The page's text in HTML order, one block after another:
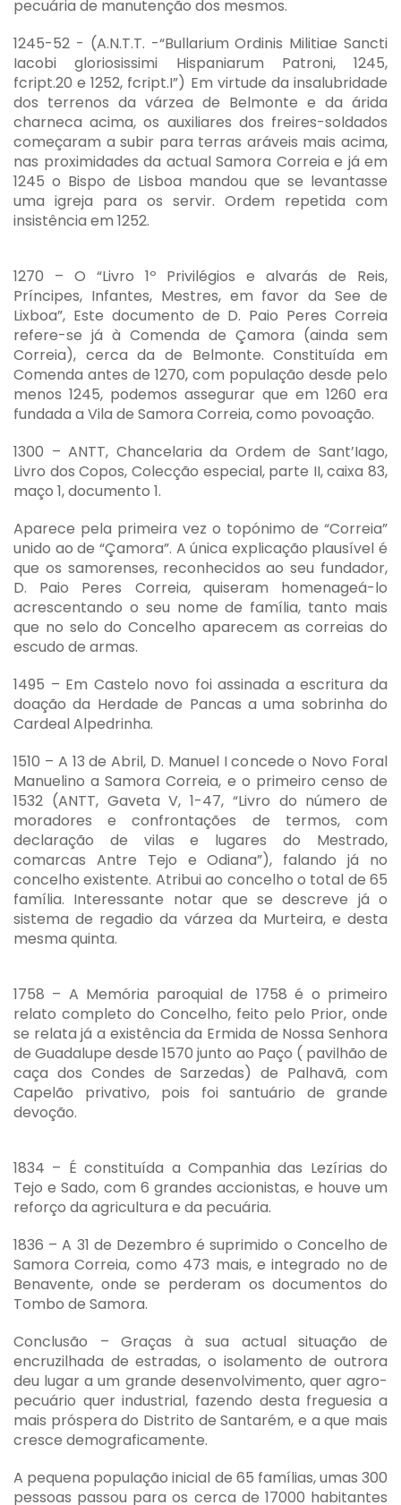
pecuária de manutenção dos mesmos.
1245-52 - (A.N.T.T. -“Bullarium Ordinis Militiae Sancti
Iacobi gloriosissimi Hispaniarum Patroni, 1245,
fcript.20 e 1252, fcript.I”) Em virtude da insalubridade
dos terrenos da várzea de Belmonte e da árida
charneca acima, os auxiliares dos freires-soldados
começaram a subir para terras aráveis mais acima,
nas proximidades da actual Samora Correia e já em
1245 o Bispo de Lisboa mandou que se levantasse
uma igreja para os servir. Ordem repetida com
insistência em 1252.
1270 – O “Livro 1º Privilégios e alvarás de Reis,
Príncipes, Infantes, Mestres, em favor da See de
Lixboa”, Este documento de D. Paio Peres Correia
refere-se já à Comenda de Çamora (ainda sem
Correia), cerca da de Belmonte. Constituída em
Comenda antes de 1270, com população desde pelo
menos 1245, podemos assegurar que em 1260 era
fundada a Vila de Samora Correia, como povoação.
1300 – ANTT, Chancelaria da Ordem de Sant’Iago,
Livro dos Copos, Colecção especial, parte II, caixa 83,
maço 1, documento 1.
Aparece pela primeira vez o topónimo de “Correia”
unido ao de “Çamora”. A única explicação plausível é
que os samorenses, reconhecidos ao seu fundador,
D. Paio Peres Correia, quiseram homenageá-lo
acrescentando o seu nome de família, tanto mais
que no selo do Concelho aparecem as correias do
escudo de armas.
1495 – Em Castelo novo foi assinada a escritura da
doação da Herdade de Pancas a uma sobrinha do
Cardeal Alpedrinha.
1510 – A 13 de Abril, D. Manuel I concede o Novo Foral
Manuelino a Samora Correia, e o primeiro censo de
1532 (ANTT, Gaveta V, 1-47, “Livro do número de
moradores e confrontações de termos, com
declaração de vilas e lugares do Mestrado,
comarcas Antre Tejo e Odiana”), falando já no
concelho existente. Atribui ao concelho o total de 65
família. Interessante notar que se descreve já o
sistema de regadio da várzea da Murteira, e desta
mesma quinta.
1758 – A Memória paroquial de 1758 é o primeiro
relato completo do Concelho, feito pelo Prior, onde
se relata já a existência da Ermida de Nossa Senhora
de Guadalupe desde 1570 junto ao Paço ( pavilhão de
caça dos Condes de Sarzedas) de Palhavã, com
Capelão privativo, pois foi santuário de grande
devoção.
1834 – É constituída a Companhia das Lezírias do
Tejo e Sado, com 6 grandes accionistas, e houve um
reforço da agricultura e da pecuária.
1836 – A 31 de Dezembro é suprimido o Concelho de
Samora Correia, como 473 mais, e integrado no de
Benavente, onde se perderam os documentos do
Tombo de Samora.
Conclusão – Graças à sua actual situação de
encruzilhada de estradas, o isolamento de outrora
deu lugar a um grande desenvolvimento, quer agro-
pecuário quer industrial, fazendo desta freguesia a
mais próspera do Distrito de Santarém, e a que mais
cresce demograficamente.
A pequena população inicial de 65 famílias, umas 300
pessoas passou para os cerca de 17000 habitantes